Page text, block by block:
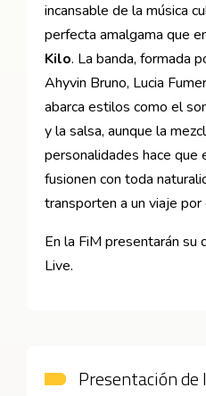
incansable de la música
perfecta amalgama que
Kilo. La banda, formada
Ahyvin Bruno, Lucia
abarca estilos como el
y la salsa, aunque la
personalidades hace que
fusionen con toda
transporten a un viaje por
En la FiM presentarán su
Live.
Presentación de